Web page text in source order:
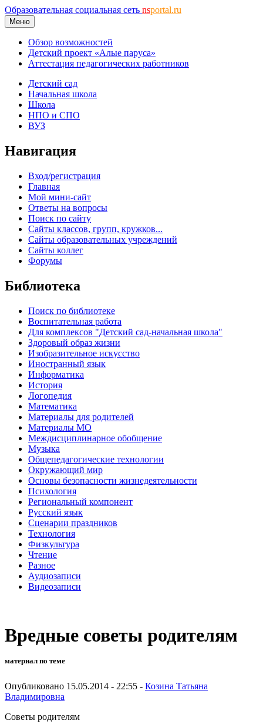
Образовательная социальная сеть nsportal.ru
Меню
Обзор возможностей
Детский проект «Алые паруса»
Аттестация педагогических работников
Детский сад
Начальная школа
Школа
НПО и СПО
ВУЗ
Навигация
Вход/регистрация
Главная
Мой мини-сайт
Ответы на вопросы
Поиск по сайту
Сайты классов, групп, кружков...
Сайты образовательных учреждений
Сайты коллег
Форумы
Библиотека
Поиск по библиотеке
Воспитательная работа
Для комплексов "Детский сад-начальная школа"
Здоровый образ жизни
Изобразительное искусство
Иностранный язык
Информатика
История
Логопедия
Математика
Материалы для родителей
Материалы МО
Междисциплинарное обобщение
Музыка
Общепедагогические технологии
Окружающий мир
Основы безопасности жизнедеятельности
Психология
Региональный компонент
Русский язык
Сценарии праздников
Технология
Физкультура
Чтение
Разное
Аудиозаписи
Видеозаписи
Вредные советы родителям
материал по теме
Опубликовано 15.05.2014 - 22:55 - Козина Татьяна
Владимировна
Советы родителям